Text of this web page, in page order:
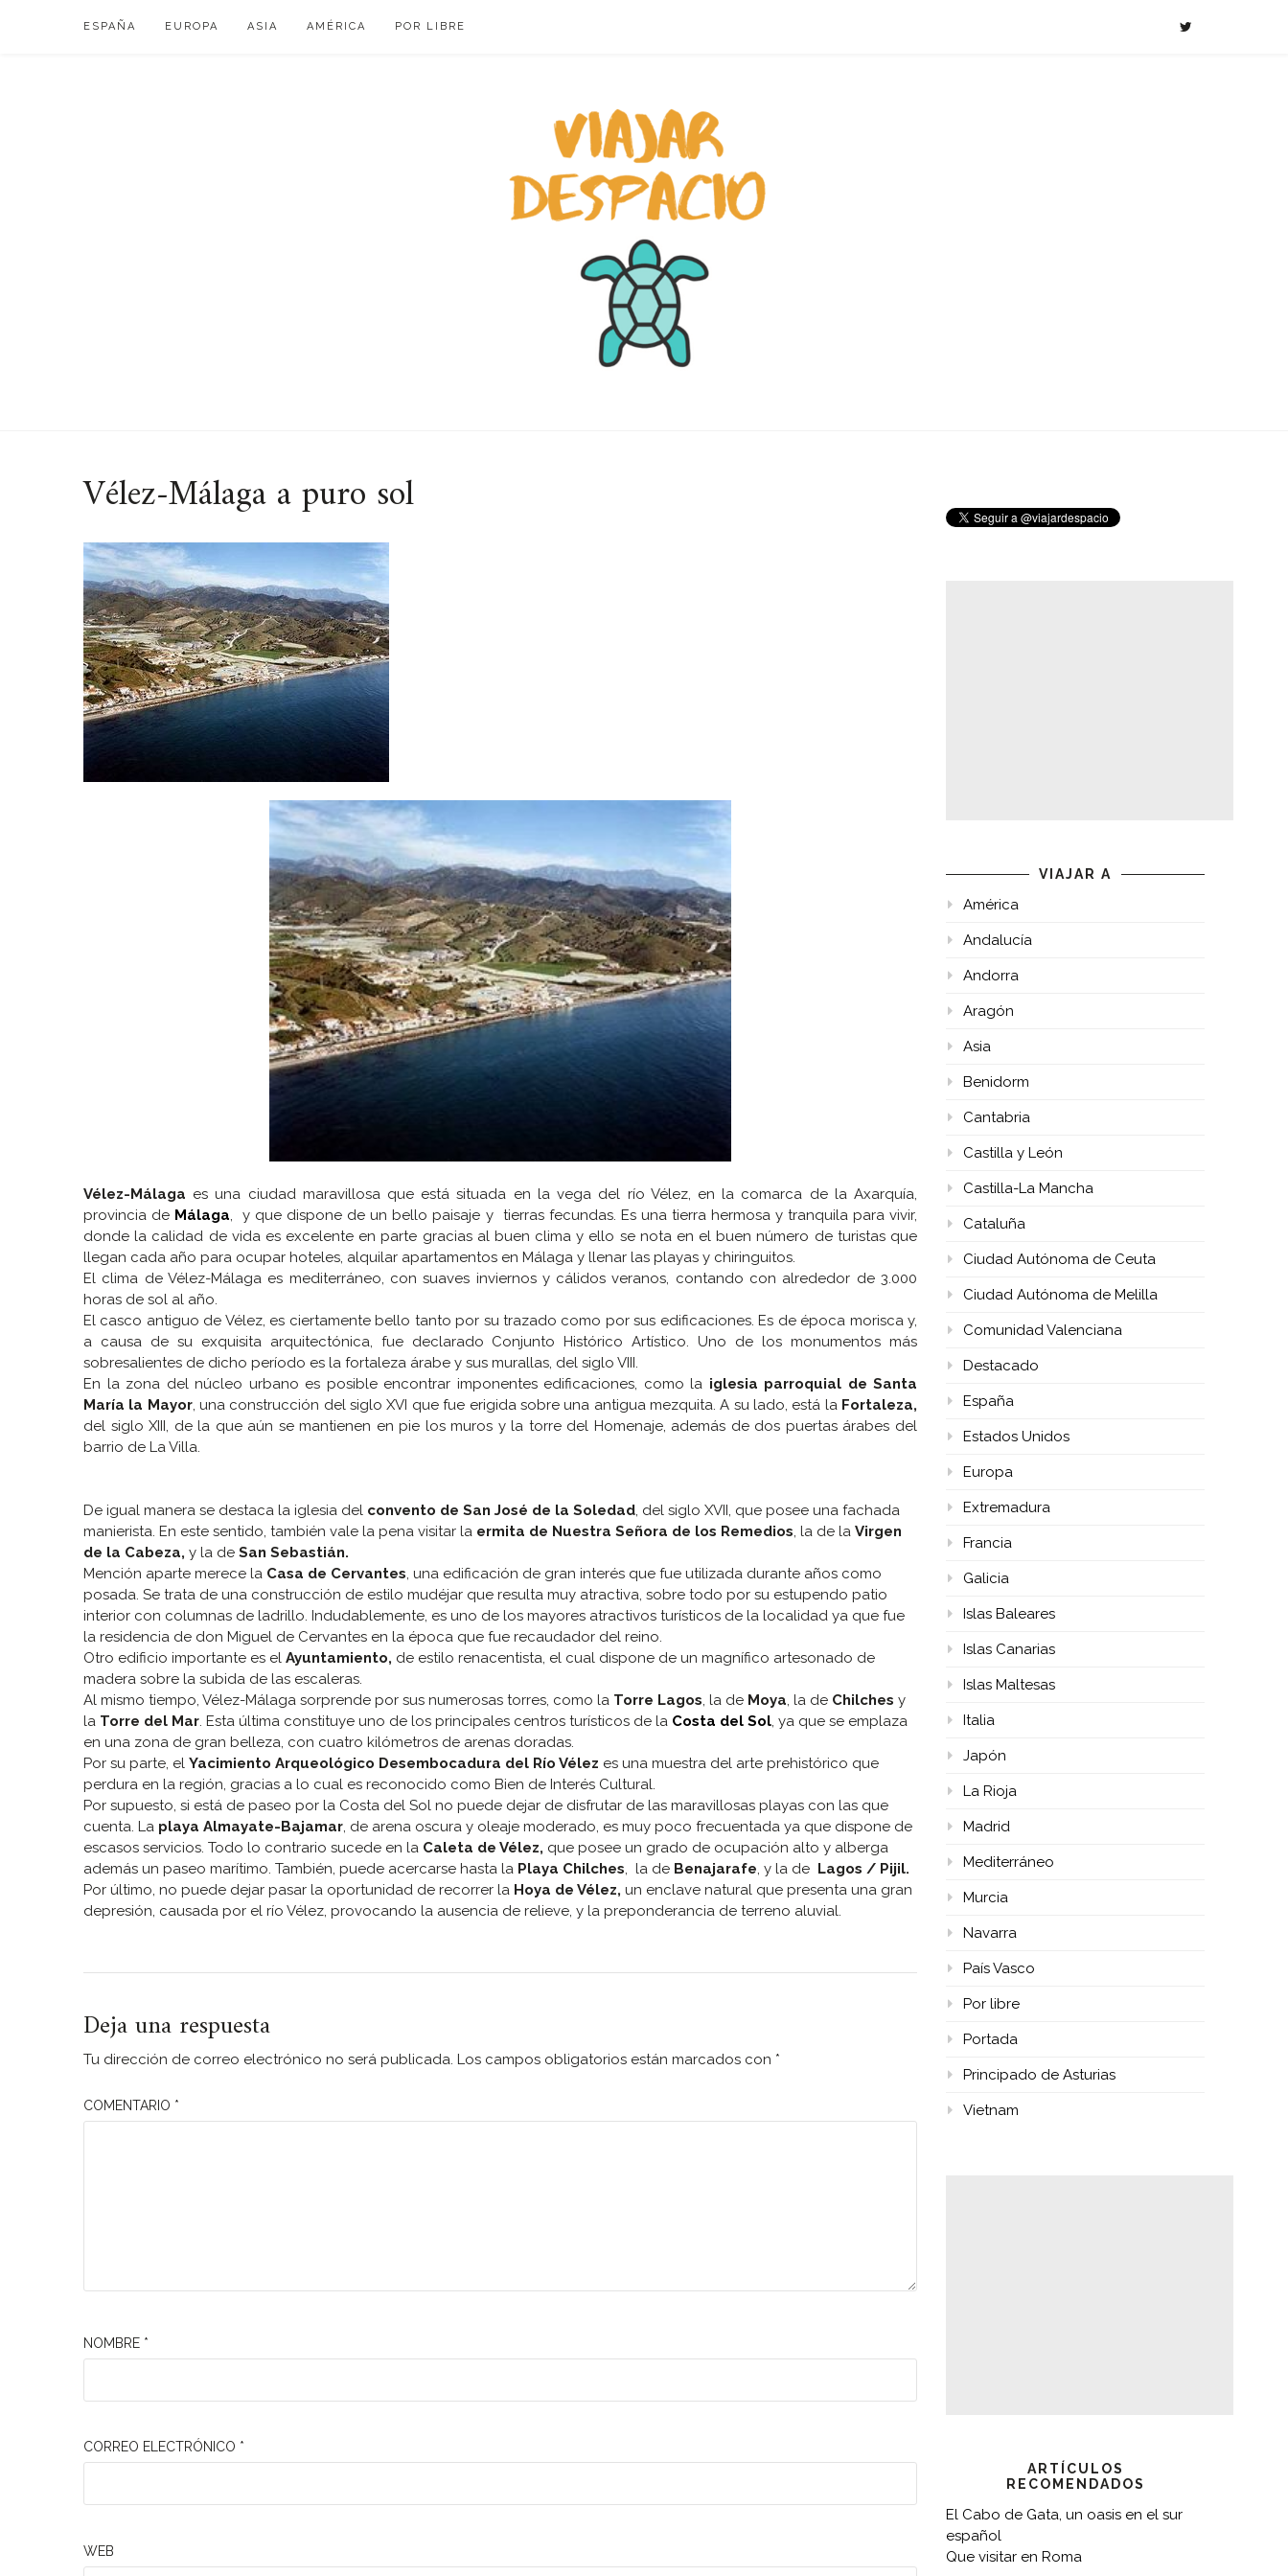
ESPAÑA EUROPA ASIA AMÉRICA POR LIBRE
Vélez-Málaga a puro sol
Vélez-Málaga es una ciudad maravillosa que está situada en la vega del río Vélez, en la comarca de la Axarquía,
provincia de Málaga, y que dispone de un bello paisaje y tierras fecundas. Es una tierra hermosa y tranquila para vivir,
donde la calidad de vida es excelente en parte gracias al buen clima y ello se nota en el buen número de turistas que
llegan cada año para ocupar hoteles, alquilar apartamentos en Málaga y llenar las playas y chiringuitos.
El clima de Vélez-Málaga es mediterráneo, con suaves inviernos y cálidos veranos, contando con alrededor de 3.000
horas de sol al año.
El casco antiguo de Vélez, es ciertamente bello tanto por su trazado como por sus edificaciones. Es de época morisca y,
a causa de su exquisita arquitectónica, fue declarado Conjunto Histórico Artístico. Uno de los monumentos más
sobresalientes de dicho período es la fortaleza árabe y sus murallas, del siglo VIII.
En la zona del núcleo urbano es posible encontrar imponentes edificaciones, como la iglesia parroquial de Santa
María la Mayor, una construcción del siglo XVI que fue erigida sobre una antigua mezquita. A su lado, está la Fortaleza,
del siglo XIII, de la que aún se mantienen en pie los muros y la torre del Homenaje, además de dos puertas árabes del
barrio de La Villa.
De igual manera se destaca la iglesia del convento de San José de la Soledad, del siglo XVII, que posee una fachada
manierista. En este sentido, también vale la pena visitar la ermita de Nuestra Señora de los Remedios, la de la Virgen
de la Cabeza, y la de San Sebastián.
Mención aparte merece la Casa de Cervantes, una edificación de gran interés que fue utilizada durante años como
posada. Se trata de una construcción de estilo mudéjar que resulta muy atractiva, sobre todo por su estupendo patio
interior con columnas de ladrillo. Indudablemente, es uno de los mayores atractivos turísticos de la localidad ya que fue
la residencia de don Miguel de Cervantes en la época que fue recaudador del reino.
Otro edificio importante es el Ayuntamiento, de estilo renacentista, el cual dispone de un magnífico artesonado de
madera sobre la subida de las escaleras.
Al mismo tiempo, Vélez-Málaga sorprende por sus numerosas torres, como la Torre Lagos, la de Moya, la de Chilches y
la Torre del Mar. Esta última constituye uno de los principales centros turísticos de la Costa del Sol, ya que se emplaza
en una zona de gran belleza, con cuatro kilómetros de arenas doradas.
Por su parte, el Yacimiento Arqueológico Desembocadura del Río Vélez es una muestra del arte prehistórico que
perdura en la región, gracias a lo cual es reconocido como Bien de Interés Cultural.
Por supuesto, si está de paseo por la Costa del Sol no puede dejar de disfrutar de las maravillosas playas con las que
cuenta. La playa Almayate-Bajamar, de arena oscura y oleaje moderado, es muy poco frecuentada ya que dispone de
escasos servicios. Todo lo contrario sucede en la Caleta de Vélez, que posee un grado de ocupación alto y alberga
además un paseo marítimo. También, puede acercarse hasta la Playa Chilches, la de Benajarafe, y la de
Lagos / Pijil.
Por último, no puede dejar pasar la oportunidad de recorrer la Hoya de Vélez, un enclave natural que presenta una gran
depresión, causada por el río Vélez, provocando la ausencia de relieve, y la preponderancia de terreno aluvial.
Deja una respuesta
Tu dirección de correo electrónico no será publicada. Los campos obligatorios están marcados con *
COMENTARIO *
NOMBRE *
CORREO ELECTRÓNICO *
WEB
VIAJAR A
América
Andalucía
Andorra
Aragón
Asia
Benidorm
Cantabria
Castilla y León
Castilla-La Mancha
Cataluña
Ciudad Autónoma de Ceuta
Ciudad Autónoma de Melilla
Comunidad Valenciana
Destacado
España
Estados Unidos
Europa
Extremadura
Francia
Galicia
Islas Baleares
Islas Canarias
Islas Maltesas
Italia
Japón
La Rioja
Madrid
Mediterráneo
Murcia
Navarra
País Vasco
Por libre
Portada
Principado de Asturias
Vietnam
ARTÍCULOS
RECOMENDADOS
El Cabo de Gata, un oasis en el sur
español
Que visitar en Roma